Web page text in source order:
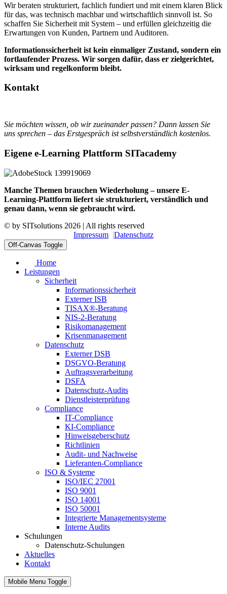
Wir beraten strukturiert, fachlich fundiert und mit einem klaren Blick
für das, was technisch machbar und wirtschaftlich sinnvoll ist. So
schaffen Sie Sicherheit mit System – und erfüllen gleichzeitig die
Erwartungen von Kunden, Partnern und Auditoren.
Informationssicherheit ist kein einmaliger Zustand, sondern ein
fortlaufender Prozess. Wir sorgen dafür, dass er zielgerichtet,
wirksam und regelkonform bleibt.
Kontakt
Sie möchten wissen, ob wir zueinander passen? Dann lassen Sie
uns sprechen – das Erstgespräch ist selbstverständlich kostenlos.
Eigene e-Learning Plattform SITacademy
Manche Themen brauchen Wiederholung – unsere E-
Learning-Plattform liefert sie strukturiert, verständlich und
genau dann, wenn sie gebraucht wird.
© by SITsolutions 2026 | All rights reserved
Impressum
Datenschutz
Off-Canvas Toggle
Home
Leistungen
Sicherheit
Informationssicherheit
Externer ISB
TISAX®-Beratung
NIS-2-Beratung
Risikomanagement
Krisenmanagement
Datenschutz
Externer DSB
DSGVO-Beratung
Auftragsverarbeitung
DSFA
Datenschutz-Audits
Dienstleisterprüfung
Compliance
IT-Compliance
KI-Compliance
Hinweisgeberschutz
Richtlinien
Audit- und Nachweise
Lieferanten-Compliance
ISO & Systeme
ISO/IEC 27001
ISO 9001
ISO 14001
ISO 50001
Integrierte Managementsysteme
Interne Audits
Schulungen
Datenschutz-Schulungen
Aktuelles
Kontakt
Mobile Menu Toggle